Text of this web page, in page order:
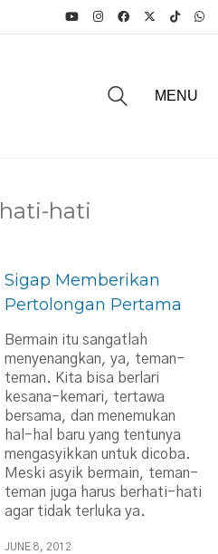
MENU
hati-hati
Sigap Memberikan
Pertolongan Pertama
Bermain itu sangatlah
menyenangkan, ya, teman-
teman. Kita bisa berlari
kesana-kemari, tertawa
bersama, dan menemukan
hal-hal baru yang tentunya
mengasyikkan untuk dicoba.
Meski asyik bermain, teman-
teman juga harus berhati-hati
agar tidak terluka ya.
JUNE 8, 2012